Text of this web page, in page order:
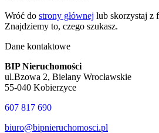
Wróć do strony głównej lub skorzystaj z
Znajdziemy to, czego szukasz.
Dane kontaktowe
BIP Nieruchomości
ul.Bzowa 2, Bielany Wrocławskie
55-040 Kobierzyce
607 817 690
biuro@bipnieruchomosci.pl